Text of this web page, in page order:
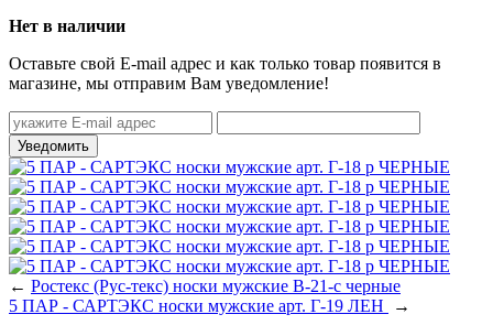
Нет в наличии
Оставьте свой E-mail адрес и как только товар появится в
магазине, мы отправим Вам уведомление!
← Ростекс (Рус-текс) носки мужские В-21-с черные
5 ПАР - САРТЭКС носки мужские арт. Г-19 ЛЕН
→